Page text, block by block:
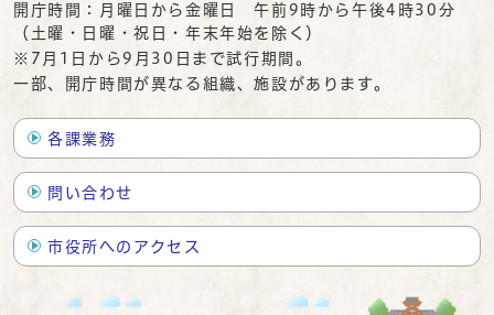
開庁時間：月曜日から金曜日 午前9時から午後4時30分
（土曜・日曜・祝日・年末年始を除く）
※7月1日から9月30日まで試行期間。
一部、開庁時間が異なる組織、施設があります。
各課業務
問い合わせ
市役所へのアクセス